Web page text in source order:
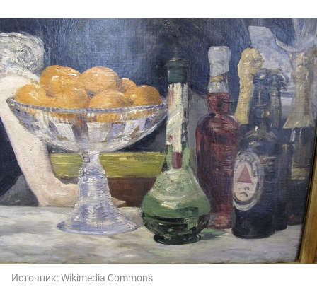
Источник:Wikimedia Commons